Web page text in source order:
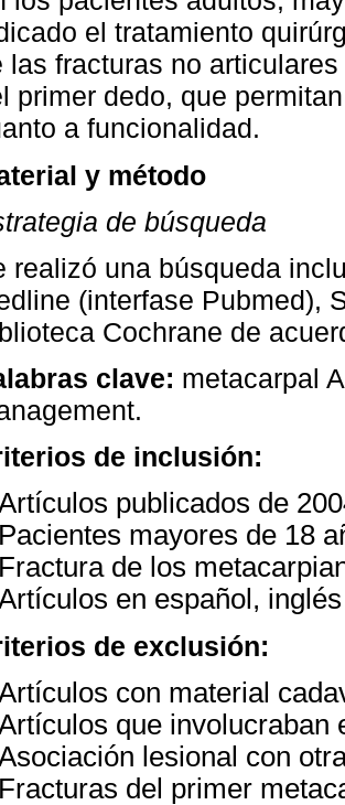
el tratamiento
las fracturas no
primer dedo, que
a funcionalidad.
y método
de búsqueda
realizó una búsqueda
(interfase Pubmed),
Cochrane de
clave: metacarpal
de inclusión:
publicados de
Pacientes mayores de 18
Fractura de los
en español,
de exclusión:
con material
que involucraban
lesional con
Fracturas del primer